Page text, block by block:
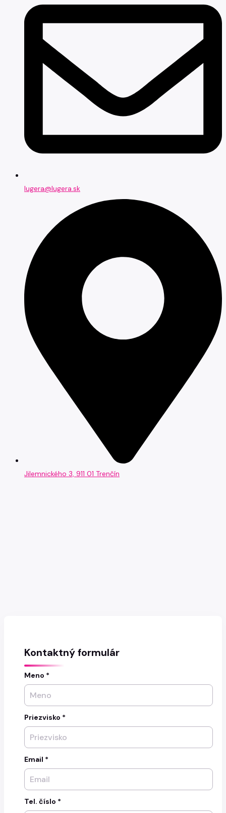
lugera@lugera.sk
Jilemnického 3, 911 01 Trenčín
Kontaktný formulár
Meno *
Priezvisko *
Email *
Tel. číslo *